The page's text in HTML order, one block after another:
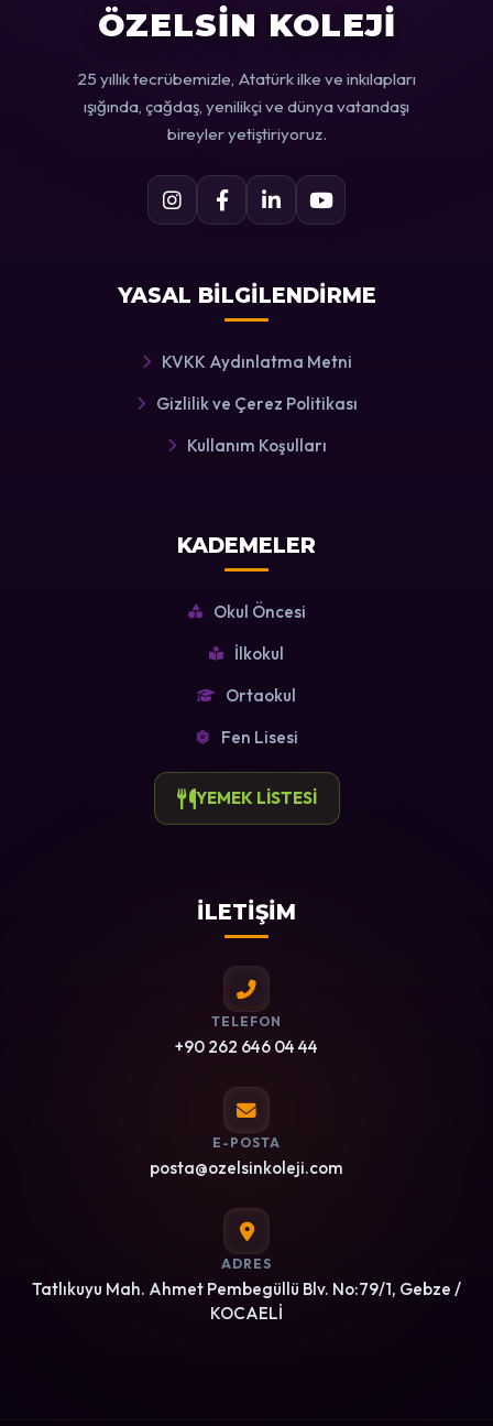
ÖZELSİN KOLEJİ
25 yıllık tecrübemizle, Atatürk ilke ve inkılapları
ışığında, çağdaş, yenilikçi ve dünya vatandaşı
bireyler yetiştiriyoruz.
YASAL BİLGİLENDİRME
KVKK Aydınlatma Metni
Gizlilik ve Çerez Politikası
Kullanım Koşulları
KADEMELER
Okul Öncesi
İlkokul
Ortaokul
Fen Lisesi
YEMEK LİSTESİ
İLETİŞİM
TELEFON
+90 262 646 04 44
E-POSTA
posta@ozelsinkoleji.com
ADRES
Tatlıkuyu Mah. Ahmet Pembegüllü Blv. No:79/1, Gebze /
KOCAELİ